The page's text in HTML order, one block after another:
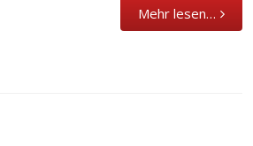
Mehr lesen…